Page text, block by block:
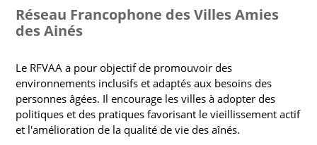
Réseau Francophone des Villes Amies
des Ainés
Le RFVAA a pour objectif de promouvoir des
environnements inclusifs et adaptés aux besoins des
personnes âgées. Il encourage les villes à adopter des
politiques et des pratiques favorisant le vieillissement actif
et l'amélioration de la qualité de vie des aînés.